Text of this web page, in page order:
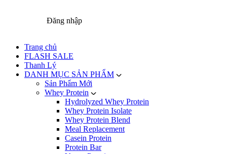
Đăng nhập
Trang chủ
FLASH SALE
Thanh Lý
DANH MỤC SẢN PHẨM
Sản Phẩm Mới
Whey Protein
Hydrolyzed Whey Protein
Whey Protein Isolate
Whey Protein Blend
Meal Replacement
Casein Protein
Protein Bar